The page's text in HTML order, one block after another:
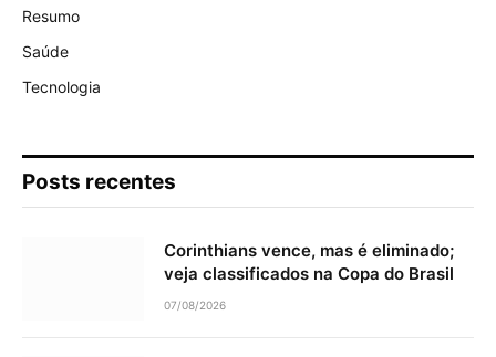
Resumo
Saúde
Tecnologia
Posts recentes
Corinthians vence, mas é eliminado;
veja classificados na Copa do Brasil
07/08/2026